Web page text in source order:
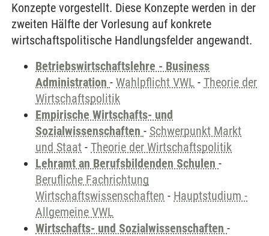
Konzepte vorgestellt. Diese Konzepte werden in der
zweiten Hälfte der Vorlesung auf konkrete
wirtschaftspolitische Handlungsfelder angewandt.
Betriebswirtschaftslehre - Business
Administration - Wahlpflicht VWL - Theorie der
Wirtschaftspolitik
Empirische Wirtschafts- und
Sozialwissenschaften - Schwerpunkt Markt
und Staat - Theorie der Wirtschaftspolitik
Lehramt an Berufsbildenden Schulen -
Berufliche Fachrichtung
Wirtschaftswissenschaften - Hauptstudium -
Allgemeine VWL
Wirtschafts- und Sozialwissenschaften -